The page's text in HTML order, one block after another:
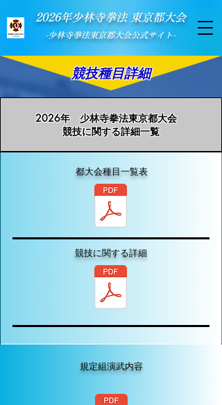
​ 2026年少林寺拳法 東京都大会
​-少林寺拳法東京都大会公式サイト-
競技種目詳細
2026年 少林寺拳法東京都大会
競技に関する詳細一覧
都大会種目一覧表
競技に関する詳細
​規定組演武内容